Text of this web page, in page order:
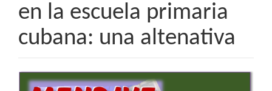
en la escuela primaria
cubana: una altenativa
Barra